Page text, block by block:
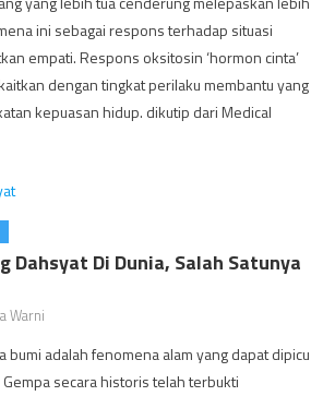
ini sebagai respons terhadap situasi
empati. Respons oksitosin ‘hormon cinta’
dengan tingkat perilaku membantu yang
kepuasan hidup. dikutip dari Medical
Dahsyat Di Dunia, Salah Satunya
Warni
bumi adalah fenomena alam yang dapat dipicu
secara historis telah terbukti